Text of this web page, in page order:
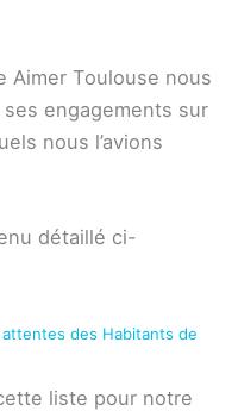
Aimer Toulouse nous
engagements sur
nous l’avions
détaillé ci-
des Habitants de
liste pour notre